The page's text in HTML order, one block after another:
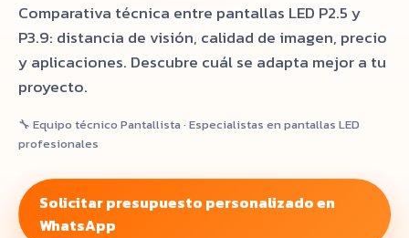
Comparativa técnica entre pantallas LED P2.5 y
P3.9: distancia de visión, calidad de imagen, precio
y aplicaciones. Descubre cuál se adapta mejor a tu
proyecto.
🔧 Equipo técnico Pantallista · Especialistas en pantallas LED
profesionales
Solicitar presupuesto personalizado en
WhatsApp